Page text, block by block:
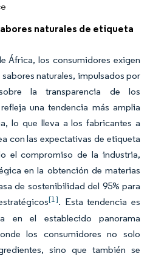
naturales de etiqueta
África, los consumidores exigen
naturales, impulsados por
la transparencia de los
una tendencia más amplia
lo que lleva a los fabricantes a
con las expectativas de etiqueta
el compromiso de la industria,
en la obtención de materias
de sostenibilidad del 95% para
[1]. Esta tendencia es
en el establecido panorama
los consumidores no solo
sino que también se